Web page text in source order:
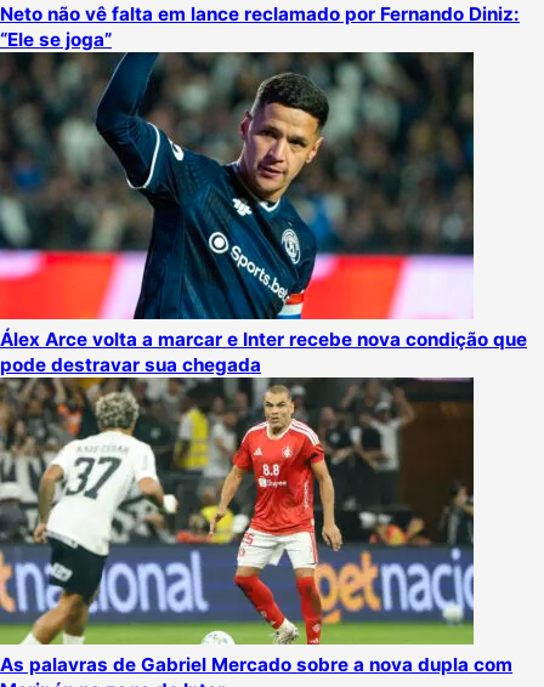
Neto não vê falta em lance reclamado por Fernando Diniz:
“Ele se joga”
Álex Arce volta a marcar e Inter recebe nova condição que
pode destravar sua chegada
As palavras de Gabriel Mercado sobre a nova dupla com